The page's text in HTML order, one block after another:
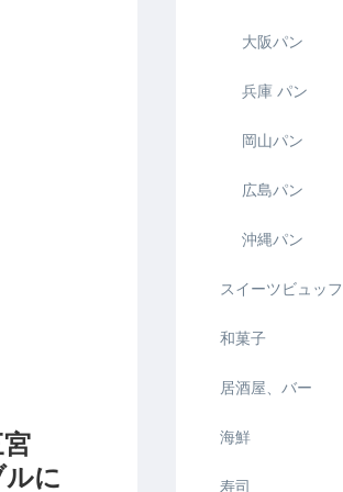
に
大阪パン
兵庫 パン
岡山パン
広島パン
沖縄パン
スイーツビュッ
和菓子
居酒屋、バー
海鮮
寿司